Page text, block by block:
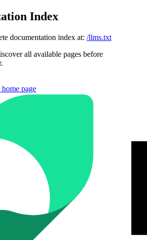
Index
documentation index at: /llms.txt
all available pages before
home page